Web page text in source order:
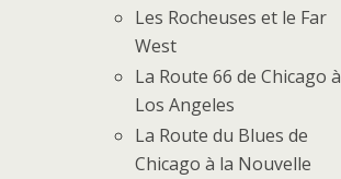
Les Rocheuses et le Far
West
La Route 66 de Chicago à
Los Angeles
La Route du Blues de
Chicago à la Nouvelle